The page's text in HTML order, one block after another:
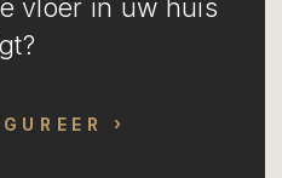
vloer in uw huis